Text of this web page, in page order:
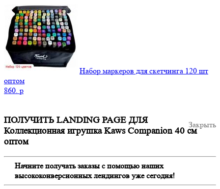
Набор маркеров для скетчинга 120 шт
оптом
860. p
Закрыть
ПОЛУЧИТЬ LANDING PAGE ДЛЯ
Коллекционная игрушка Kaws Companion 40 см
оптом
Начните получать заказы с помощью наших
высококонверсионных лендингов уже сегодня!